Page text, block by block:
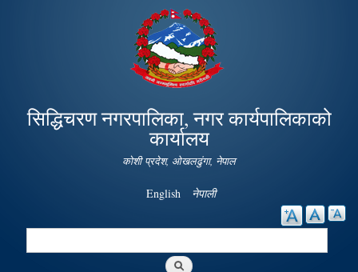
Skip to
main
content
सिद्धिचरण नगरपालिका, नगर कार्यपालिकाको
कार्यालय
कोशी प्रदेश, ओखलढुंगा, नेपाल
English नेपाली
Search